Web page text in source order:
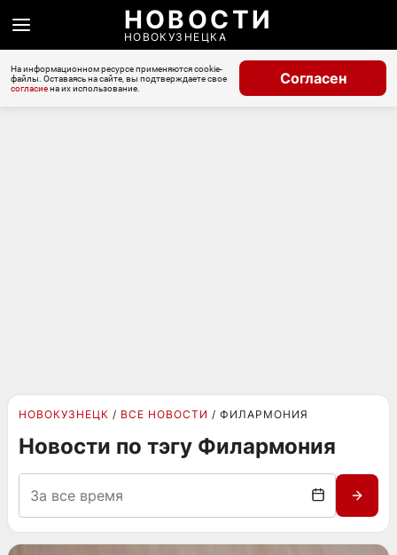
НОВОСТИ
НОВОКУЗНЕЦКА
На информационном ресурсе применяются cookie-
файлы. Оставаясь на сайте, вы подтверждаете свое
согласиена их использование.
Согласен
НОВОКУЗНЕЦК ВСЕ НОВОСТИ ФИЛАРМОНИЯ
Новости по тэгу Филармония